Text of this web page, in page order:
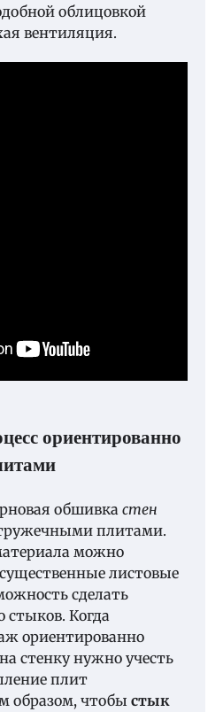
облицовкой
вентиляция.
ориентированно
обшивка стен
плитами.
можно
листовые
сделать
стыков. Когда
ориентированно
стенку нужно учесть
плит
образом, чтобы стык